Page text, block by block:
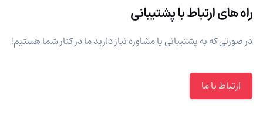
راه های ارتباط با پشتیبانی
در صورتی که به پشتیبانی یا مشاوره نیاز دارید ما در کنار شما هستیم!
ارتباط با ما